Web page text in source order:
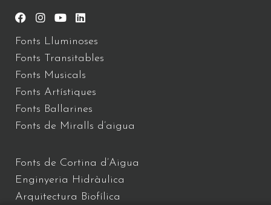
Fonts Lluminoses
Fonts Transitables
Fonts Musicals
Fonts Artístiques
Fonts Ballarines
Fonts de Miralls d’aigua
Fonts de Cortina d’Aigua
Enginyeria Hidràulica
Arquitectura Biofílica